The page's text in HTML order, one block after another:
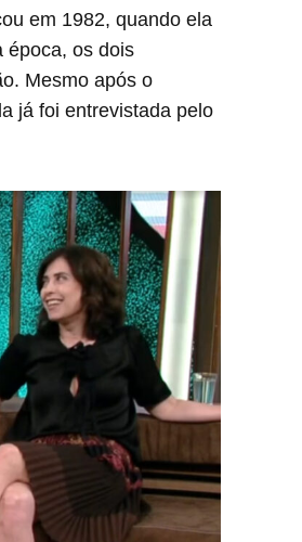
em 1982, quando ela
época, os dois
Mesmo após o
já foi entrevistada pelo